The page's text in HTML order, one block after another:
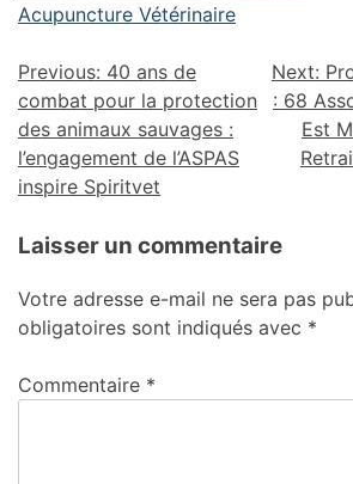
Acupuncture Vétérinaire
Previous: 40 ans de
combat pour la protection
des animaux sauvages :
l’engagement de l’ASPAS
inspire Spiritvet
Next:
: 68
Est
Laisser un commentaire
Votre adresse e-mail ne sera pas
obligatoires sont indiqués avec *
Commentaire *